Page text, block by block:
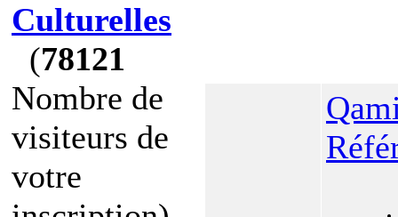
Culturelles
(78121
Nombre de
visiteurs de
votre